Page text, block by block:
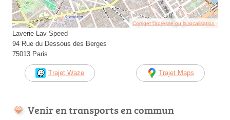
Corriger l’adresse ou la localisation
Laverie Lav Speed
94 Rue du Dessous des Berges
75013 Paris
Trajet Waze Trajet Maps
Venir en transports en commun